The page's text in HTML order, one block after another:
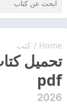
Home
/ كتب
تحميل
pdf
2026